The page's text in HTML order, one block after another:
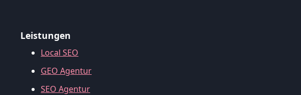
Leistungen
Local SEO
GEO Agentur
SEO Agentur